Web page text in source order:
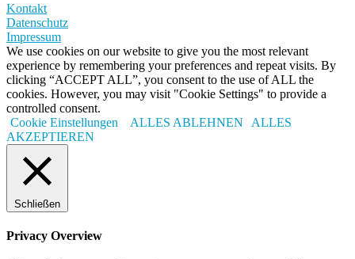
Kontakt
Datenschutz
Impressum
We use cookies on our website to give you the most relevant
experience by remembering your preferences and repeat visits. By
clicking “ACCEPT ALL”, you consent to the use of ALL the
cookies. However, you may visit "Cookie Settings" to provide a
controlled consent.
Cookie Einstellungen
ALLES ABLEHNEN
ALLES
AKZEPTIEREN
Schließen
Privacy Overview